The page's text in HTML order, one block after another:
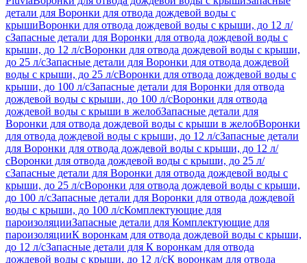
детали для Воронки для отвода дождевой воды с
крышиВоронки для отвода дождевой воды с крыши, до 12 л/
сЗапасные детали для Воронки для отвода дождевой воды с
крыши, до 12 л/сВоронки для отвода дождевой воды с крыши,
до 25 л/сЗапасные детали для Воронки для отвода дождевой
воды с крыши, до 25 л/сВоронки для отвода дождевой воды с
крыши, до 100 л/сЗапасные детали для Воронки для отвода
дождевой воды с крыши, до 100 л/сВоронки для отвода
дождевой воды с крыши в желобЗапасные детали для
Воронки для отвода дождевой воды с крыши в желобВоронки
для отвода дождевой воды с крыши, до 12 л/сЗапасные детали
для Воронки для отвода дождевой воды с крыши, до 12 л/
сВоронки для отвода дождевой воды с крыши, до 25 л/
сЗапасные детали для Воронки для отвода дождевой воды с
крыши, до 25 л/сВоронки для отвода дождевой воды с крыши,
до 100 л/сЗапасные детали для Воронки для отвода дождевой
воды с крыши, до 100 л/сКомплектующие для
пароизоляцииЗапасные детали для Комплектующие для
пароизоляцииК воронкам для отвода дождевой воды с крыши,
до 12 л/сЗапасные детали для К воронкам для отвода
дождевой воды с крыши, до 12 л/сК воронкам для отвода